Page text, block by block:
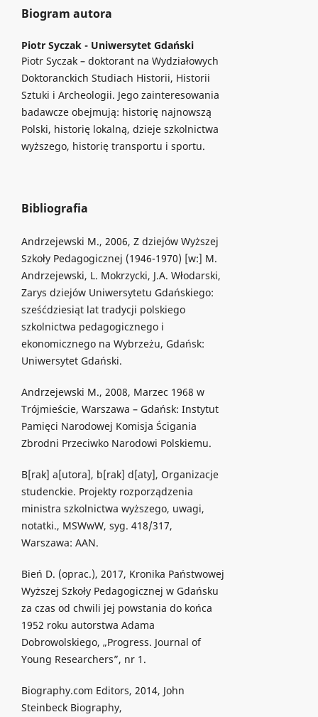
Biogram autora
Piotr Syczak - Uniwersytet Gdański
Piotr Syczak – doktorant na Wydziałowych
Doktoranckich Studiach Historii, Historii
Sztuki i Archeologii. Jego zainteresowania
badawcze obejmują: historię najnowszą
Polski, historię lokalną, dzieje szkolnictwa
wyższego, historię transportu i sportu.
Bibliografia
Andrzejewski M., 2006, Z dziejów Wyższej
Szkoły Pedagogicznej (1946-1970) [w:] M.
Andrzejewski, L. Mokrzycki, J.A. Włodarski,
Zarys dziejów Uniwersytetu Gdańskiego:
sześćdziesiąt lat tradycji polskiego
szkolnictwa pedagogicznego i
ekonomicznego na Wybrzeżu, Gdańsk:
Uniwersytet Gdański.
Andrzejewski M., 2008, Marzec 1968 w
Trójmieście, Warszawa – Gdańsk: Instytut
Pamięci Narodowej Komisja Ścigania
Zbrodni Przeciwko Narodowi Polskiemu.
B[rak] a[utora], b[rak] d[aty], Organizacje
studenckie. Projekty rozporządzenia
ministra szkolnictwa wyższego, uwagi,
notatki., MSWwW, syg. 418/317,
Warszawa: AAN.
Bień D. (oprac.), 2017, Kronika Państwowej
Wyższej Szkoły Pedagogicznej w Gdańsku
za czas od chwili jej powstania do końca
1952 roku autorstwa Adama
Dobrowolskiego, „Progress. Journal of
Young Researchers”, nr 1.
Biography.com Editors, 2014, John
Steinbeck Biography,